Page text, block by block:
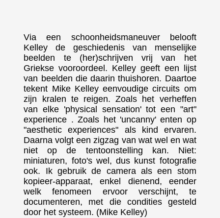
Via een schoonheidsmaneuver belooft
Kelley de geschiedenis van menselijke
beelden te (her)schrijven vrij van het
Griekse vooroordeel. Kelley geeft een lijst
van beelden die daarin thuishoren. Daartoe
tekent Mike Kelley eenvoudige circuits om
zijn kralen te reigen. Zoals het verheffen
van elke 'physical sensation' tot een "art"
experience . Zoals het 'uncanny' enten op
"aesthetic experiences" als kind ervaren.
Daarna volgt een zigzag van wat wel en wat
niet op de tentoonstelling kan. Niet:
miniaturen, foto's wel, dus kunst fotografie
ook. Ik gebruik de camera als een stom
kopieer-apparaat, enkel dienend, eender
welk fenomeen ervoor verschijnt, te
documenteren, met die condities gesteld
door het systeem. (Mike Kelley)